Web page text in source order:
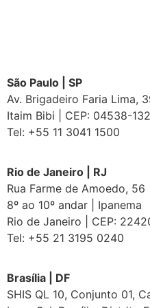
São Paulo | SP
Av. Brigadeiro Faria Lima,
Itaim Bibi | CEP: 04538-132
Tel: +55 11 3041 1500
Rio de Janeiro | RJ
Rua Farme de Amoedo, 56
8º ao 10º andar | Ipanema
Rio de Janeiro | CEP:
Tel: +55 21 3195 0240
Brasília | DF
SHIS QL 10, Conjunto 01,